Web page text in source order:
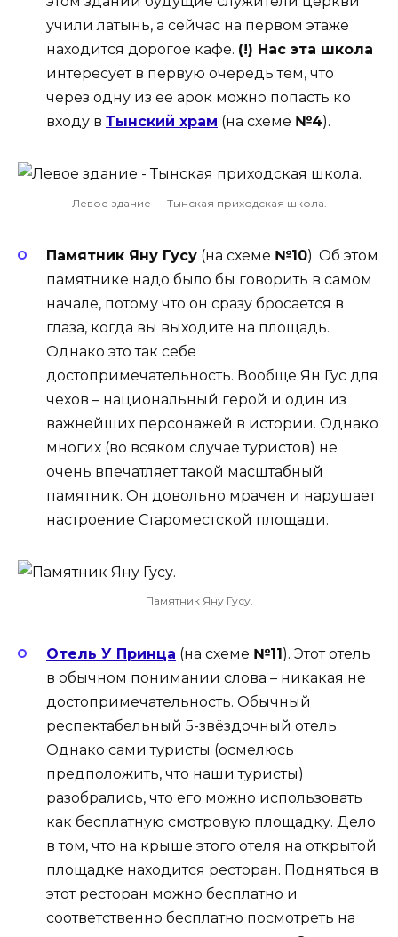
учили латынь, а сейчас на первом этаже
находится дорогое кафе. (!) Нас эта школа
интересует в первую очередь тем, что
через одну из её арок можно попасть ко
входу в Тынский храм (на схеме №4).
Левое здание — Тынская приходская школа.
Памятник Яну Гусу (на схеме №10). Об этом
памятнике надо было бы говорить в самом
начале, потому что он сразу бросается в
глаза, когда вы выходите на площадь.
Однако это так себе
достопримечательность. Вообще Ян Гус для
чехов – национальный герой и один из
важнейших персонажей в истории. Однако
многих (во всяком случае туристов) не
очень впечатляет такой масштабный
памятник. Он довольно мрачен и нарушает
настроение Староместской площади.
Памятник Яну Гусу.
Отель У Принца (на схеме №11). Этот отель
в обычном понимании слова – никакая не
достопримечательность. Обычный
респектабельный 5-звёздочный отель.
Однако сами туристы (осмелюсь
предположить, что наши туристы)
разобрались, что его можно использовать
как бесплатную смотровую площадку. Дело
в том, что на крыше этого отеля на открытой
площадке находится ресторан. Подняться в
этот ресторан можно бесплатно и
соответственно бесплатно посмотреть на